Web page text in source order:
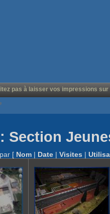
pas à laisser vos impressions
Section
[ Nom | Date | Visites |